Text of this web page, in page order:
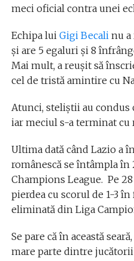
meci oficial contra unei
Echipa lui Gigi Becali nu a
și are 5 egaluri și 8
Mai mult, a reușit să
cel de tristă amintire cu
Atunci, steliștii au condus
iar meciul s-a terminat cu
Ultima dată când Lazio a
românescă se întâmpla
Champions League. Pe
pierdea cu scorul de 1-3
eliminată din Liga
Se pare că în această
mare parte dintre